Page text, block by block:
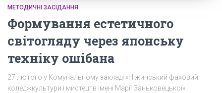
МЕТОДИЧНІ ЗАСІДАННЯ
Формування естетичного
світогляду через японську
техніку ошібана
27 лютого у Комунальному закладі «Ніжинський фаховий
коледжкультури і мистецтв імені Марії Заньковецької»